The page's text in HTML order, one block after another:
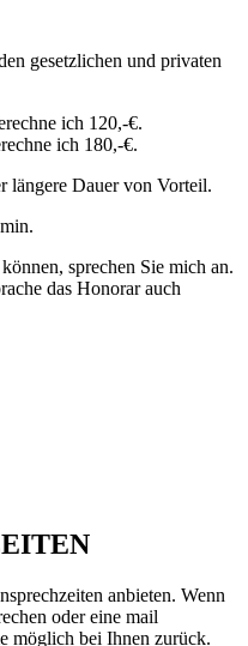
gesetzlichen und privaten
ich 120,-€.
ich 180,-€.
längere Dauer von Vorteil.
sprechen Sie mich an.
das Honorar auch
anbieten. Wenn
oder eine mail
möglich bei Ihnen zurück.